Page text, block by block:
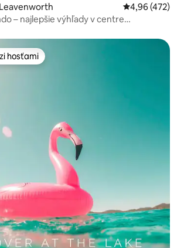
Priemerné
4,96 (472)
– najlepšie výhľady v centre
hosťami
hosťami